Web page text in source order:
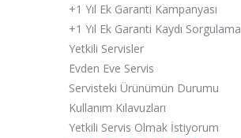
+1 Yıl Ek Garanti Kampanyası
+1 Yıl Ek Garanti Kaydı Sorgulama
Yetkili Servisler
Evden Eve Servis
Servisteki Ürünümün Durumu
Kullanım Kılavuzları
Yetkili Servis Olmak İstiyorum